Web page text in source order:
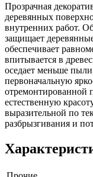
Прозрачная
деревянных
внутренних работ.
защищает
обеспечивает
впитывается в
оседает меньше
первоначальную
отремонтированной
естественную
выразительной по
разбрызгивания и